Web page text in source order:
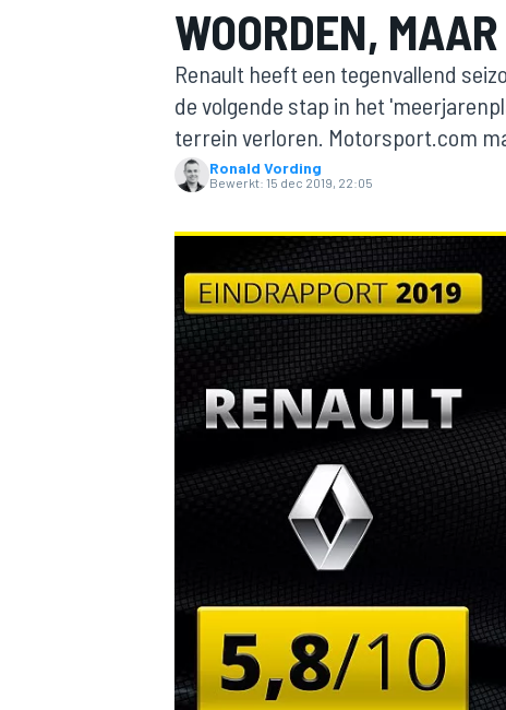
MOTOGP
WOORDEN,
Renault heeft een tegenvallend
de volgende stap in het
terrein verloren. Motorsport.com
Ronald Vording
Bewerkt: 15 dec 2019, 22:05